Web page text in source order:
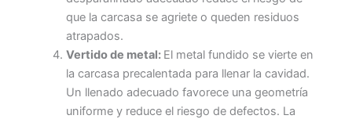
que la carcasa se agriete o queden residuos
atrapados.
Vertido de metal: El metal fundido se vierte en
la carcasa precalentada para llenar la cavidad.
Un llenado adecuado favorece una geometría
uniforme y reduce el riesgo de defectos. La